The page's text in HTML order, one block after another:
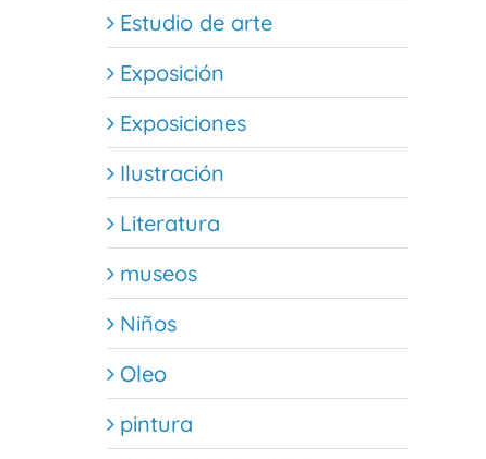
Estudio de arte
Exposición
Exposiciones
Ilustración
Literatura
museos
Niños
Oleo
pintura